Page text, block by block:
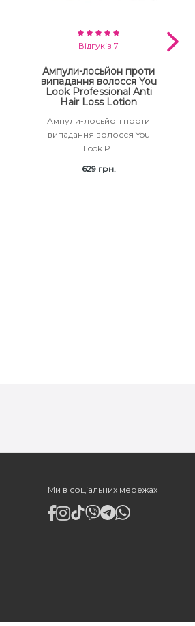
Відгуків 7
Ампули-лосьйон проти
випадання волосся You
Look Professional Anti
Hair Loss Lotion
Ампули-лосьйон проти
випадання волосся You
Look P..
629 грн.
Ми в соціальних мережах